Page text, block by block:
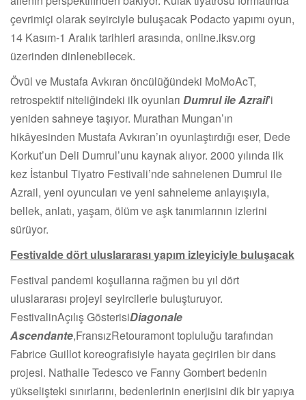
çevrimiçi olarak seyirciyle buluşacak Podacto yapımı oyun,
14 Kasım-1 Aralık tarihleri arasında, online.iksv.org
üzerinden dinlenebilecek.
Övül ve Mustafa Avkıran öncülüğündeki MoMoAcT,
retrospektif niteliğindeki ilk oyunları Dumrul ile Azrail’i
yeniden sahneye taşıyor. Murathan Mungan’ın
hikâyesinden Mustafa Avkıran’ın oyunlaştırdığı eser, Dede
Korkut’un Deli Dumrul’unu kaynak alıyor. 2000 yılında ilk
kez İstanbul Tiyatro Festivali’nde sahnelenen Dumrul ile
Azrail, yeni oyuncuları ve yeni sahneleme anlayışıyla,
bellek, anlatı, yaşam, ölüm ve aşk tanımlarının izlerini
sürüyor.
Festivalde dört uluslararası yapım izleyiciyle buluşacak
Festival pandemi koşullarına rağmen bu yıl dört
uluslararası projeyi seyircilerle buluşturuyor.
FestivalinAçılış GösterisiDiagonale
Ascendante,FransızRetouramont topluluğu tarafından
Fabrice Guillot koreografisiyle hayata geçirilen bir dans
projesi. Nathalie Tedesco ve Fanny Gombert bedenin
yükselişteki sınırlarını, bedenlerinin enerjisini dik bir yapıya